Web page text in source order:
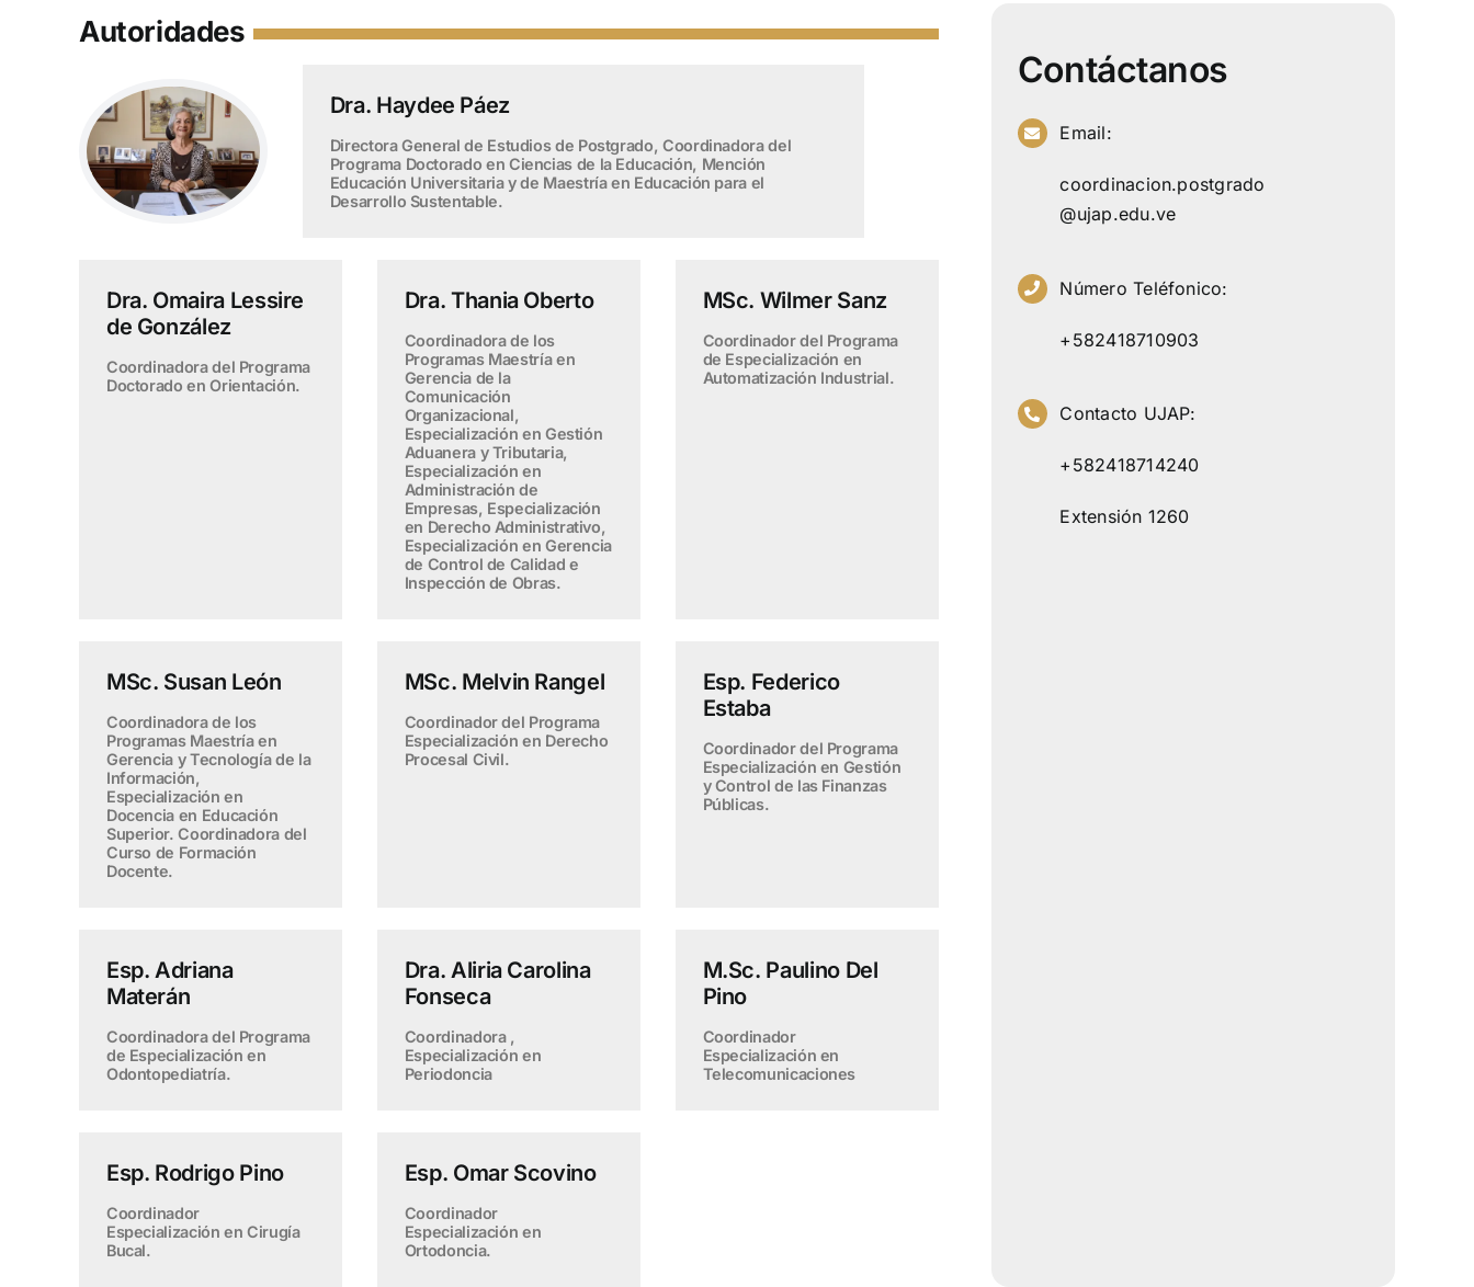
Autoridades
Dra. Haydee Páez
Directora General de Estudios de Postgrado, Coordinadora del
Programa Doctorado en Ciencias de la Educación, Mención
Educación Universitaria y de Maestría en Educación para el
Desarrollo Sustentable.
Dra. Omaira Lessire
de González
Coordinadora del Programa
Doctorado en Orientación.
Dra. Thania Oberto
Coordinadora de los
Programas Maestría en
Gerencia de la
Comunicación
Organizacional,
Especialización en Gestión
Aduanera y Tributaria,
Especialización en
Administración de
Empresas, Especialización
en Derecho Administrativo,
Especialización en Gerencia
de Control de Calidad e
Inspección de Obras.
MSc. Wilmer Sanz
Coordinador del Programa
de Especialización en
Automatización Industrial.
MSc. Susan León
Coordinadora de los
Programas Maestría en
Gerencia y Tecnología de la
Información,
Especialización en
Docencia en Educación
Superior. Coordinadora del
Curso de Formación
Docente.
MSc. Melvin Rangel
Coordinador del Programa
Especialización en Derecho
Procesal Civil.
Esp. Federico
Estaba
Coordinador del Programa
Especialización en Gestión
y Control de las Finanzas
Públicas.
Esp. Adriana
Materán
Coordinadora del Programa
de Especialización en
Odontopediatría.
Dra. Aliria Carolina
Fonseca
Coordinadora ,
Especialización en
Periodoncia
M.Sc. Paulino Del
Pino
Coordinador
Especialización en
Telecomunicaciones
Esp. Rodrigo Pino
Coordinador
Especialización en Cirugía
Bucal.
Esp. Omar Scovino
Coordinador
Especialización en
Ortodoncia.
Contáctanos
Email:
coordinacion.postgrado
@ujap.edu.ve
Número Teléfonico:
+582418710903
Contacto UJAP:
+582418714240
Extensión 1260